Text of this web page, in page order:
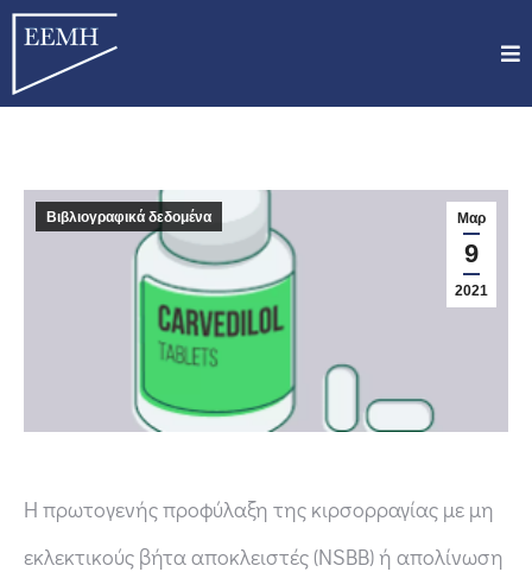
Μαρ
9
2021
Βιβλιογραφικά δεδομένα
Η πρωτογενής προφύλαξη της κιρσορραγίας με μη
εκλεκτικούς βήτα αποκλειστές (NSBB) ή απολίνωση